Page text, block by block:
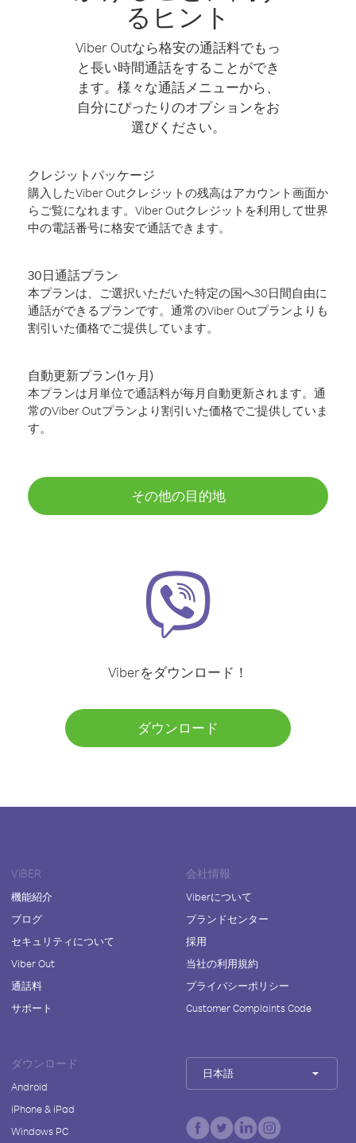
るヒント
Viber Outなら格安の通話料でもっ
と長い時間通話をすることができ
ます。様々な通話メニューから、
自分にぴったりのオプションをお
選びください。
クレジットパッケージ
購入したViber Outクレジットの残高はアカウント画面か
らご覧になれます。Viber Outクレジットを利用して世界
中の電話番号に格安で通話できます。
30日通話プラン
本プランは、ご選択いただいた特定の国へ30日間自由に
通話ができるプランです。通常のViber Outプランよりも
割引いた価格でご提供しています。
自動更新プラン(1ヶ月)
本プランは月単位で通話料が毎月自動更新されます。通
常のViber Outプランより割引いた価格でご提供していま
す。
その他の目的地
Viberをダウンロード！
ダウンロード
VIBER
機能紹介
ブログ
セキュリティについて
Viber Out
通話料
サポート
会社情報
Viberについて
ブランドセンター
採用
当社の利用規約
プライバシーポリシー
Customer Complaints Code
ダウンロード
Android
iPhone & iPad
Windows PC
日本語